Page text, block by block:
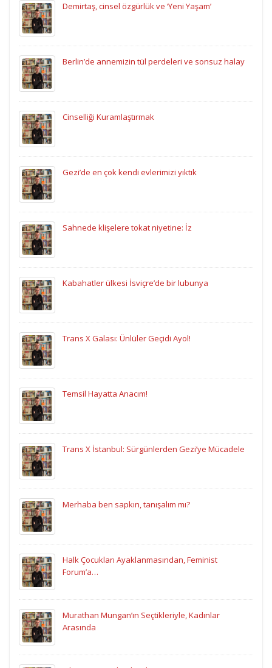
Demirtaş, cinsel özgürlük ve ‘Yeni Yaşam’
Berlin’de annemizin tül perdeleri ve sonsuz halay
Cinselliği Kuramlaştırmak
Gezi’de en çok kendi evlerimizi yıktık
Sahnede klişelere tokat niyetine: İz
Kabahatler ülkesi İsviçre’de bir lubunya
Trans X Galası: Ünlüler Geçidi Ayol!
Temsil Hayatta Anacım!
Trans X İstanbul: Sürgünlerden Gezi’ye Mücadele
Merhaba ben sapkın, tanışalım mı?
Halk Çocukları Ayaklanmasından, Feminist
Forum’a…
Murathan Mungan’ın Seçtikleriyle, Kadınlar
Arasında